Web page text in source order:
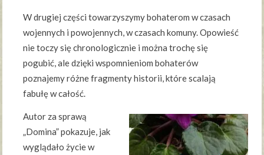
W drugiej części towarzyszymy bohaterom w czasach
wojennych i powojennych, w czasach komuny. Opowieść
nie toczy się chronologicznie i można trochę się
pogubić, ale dzięki wspomnieniom bohaterów
poznajemy różne fragmenty historii, które scalają
fabułę w całość.
Autor za sprawą
„Domina” pokazuje, jak
wyglądało życie w